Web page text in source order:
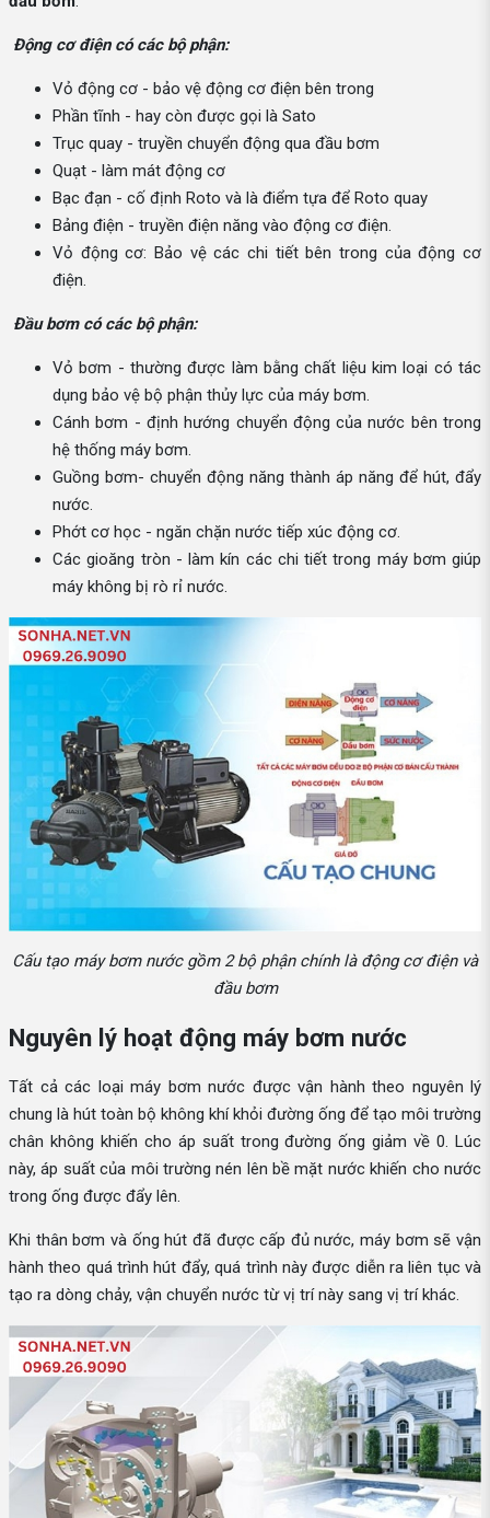
Động cơ điện có các bộ phận:
Vỏ động cơ - bảo vệ động cơ điện bên trong
Phần tĩnh - hay còn được gọi là Sato
Trục quay - truyền chuyển động qua đầu bơm
Quạt - làm mát động cơ
Bạc đạn - cố định Roto và là điểm tựa để Roto quay
Bảng điện - truyền điện năng vào động cơ điện.
Vỏ động cơ: Bảo vệ các chi tiết bên trong của động cơ
điện.
Đầu bơm có các bộ phận:
Vỏ bơm - thường được làm bằng chất liệu kim loại có tác
dụng bảo vệ bộ phận thủy lực của máy bơm.
Cánh bơm - định hướng chuyển động của nước bên trong
hệ thống máy bơm.
Guồng bơm- chuyển động năng thành áp năng để hút, đẩy
nước.
Phớt cơ học - ngăn chặn nước tiếp xúc động cơ.
Các gioăng tròn - làm kín các chi tiết trong máy bơm giúp
máy không bị rò rỉ nước.
Cấu tạo máy bơm nước gồm 2 bộ phận chính là động cơ điện và
đầu bơm
Nguyên lý hoạt động máy bơm nước
Tất cả các loại máy bơm nước được vận hành theo nguyên lý
chung là hút toàn bộ không khí khỏi đường ống để tạo môi trường
chân không khiến cho áp suất trong đường ống giảm về 0. Lúc
này, áp suất của môi trường nén lên bề mặt nước khiến cho nước
trong ống được đẩy lên.
Khi thân bơm và ống hút đã được cấp đủ nước, máy bơm sẽ vận
hành theo quá trình hút đẩy, quá trình này được diễn ra liên tục và
tạo ra dòng chảy, vận chuyển nước từ vị trí này sang vị trí khác.